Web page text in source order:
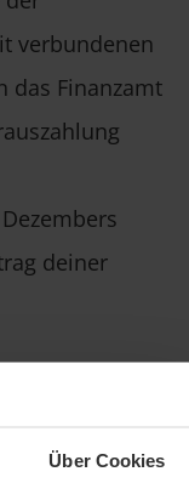
Über Cookies
verbundenen
das Finanzamt
deiner
in Fällen
stets der